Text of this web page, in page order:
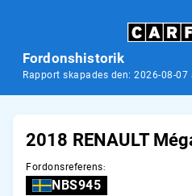
Fordonshistorik
Rapport skapades den: 2026-08-
2018 RENAULT
Fordonsreferens:
NBS945